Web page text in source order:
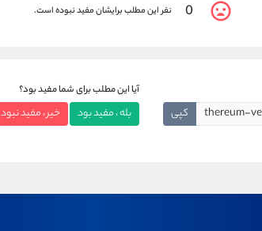
0 نفر این مطلب برایشان مفید نبوده است.
کپی
آیا این مطلب برای شما مفید بود؟
بله ، مفید بود خیر ، مفید نبود